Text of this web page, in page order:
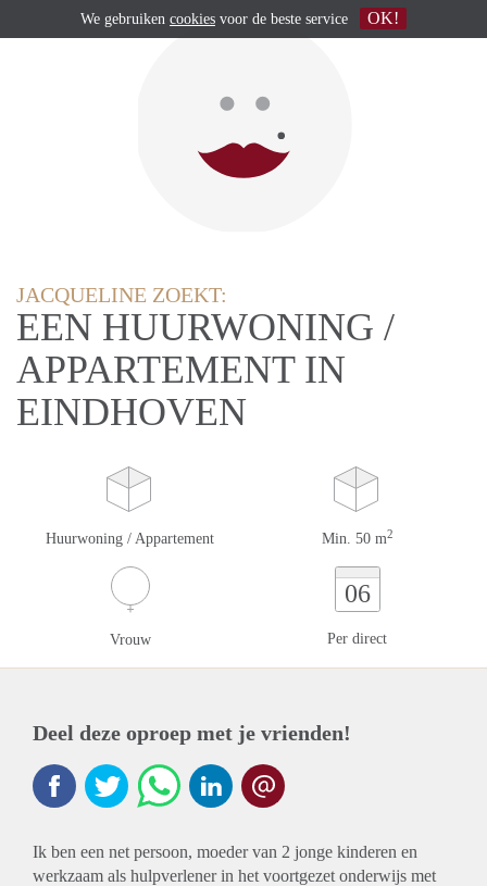
JACQUELINE ZOEKT:
EEN HUURWONING /
APPARTEMENT IN
EINDHOVEN
Huurwoning / Appartement Min. 50 m2
Vrouw
06
Per direct
Deel deze oproep met je vrienden!
Ik ben een net persoon, moeder van 2 jonge kinderen en
werkzaam als hulpverlener in het voortgezet onderwijs met
We gebruiken cookies voor de beste service OK!